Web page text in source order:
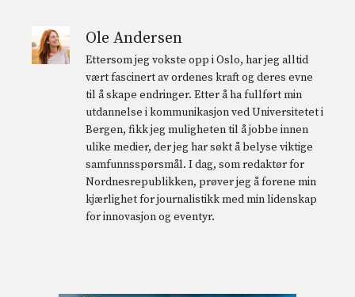
Ole Andersen
Ettersom jeg vokste opp i Oslo, har jeg alltid
vært fascinert av ordenes kraft og deres evne
til å skape endringer. Etter å ha fullført min
utdannelse i kommunikasjon ved Universitetet i
Bergen, fikk jeg muligheten til å jobbe innen
ulike medier, der jeg har søkt å belyse viktige
samfunnsspørsmål. I dag, som redaktør for
Nordnesrepublikken, prøver jeg å forene min
kjærlighet for journalistikk med min lidenskap
for innovasjon og eventyr.